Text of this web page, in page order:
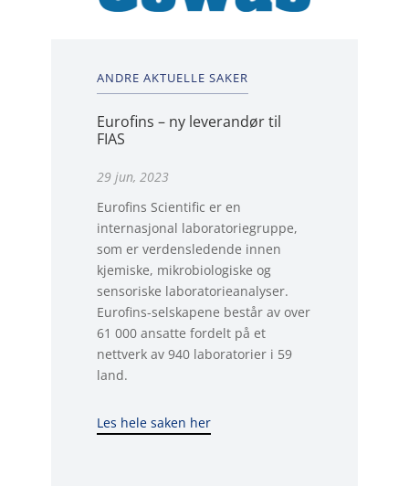
ANDRE AKTUELLE SAKER
Eurofins – ny leverandør til
FIAS
29 jun, 2023
Eurofins Scientific er en
internasjonal laboratoriegruppe,
som er verdensledende innen
kjemiske, mikrobiologiske og
sensoriske laboratorieanalyser.
Eurofins-selskapene består av over
61 000 ansatte fordelt på et
nettverk av 940 laboratorier i 59
land.
Les hele saken her